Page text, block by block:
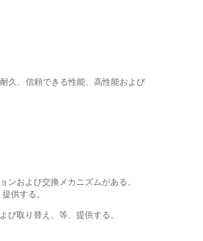
耐久、信頼できる性能、高性能および
および交換メカニズムがある。
供する。
取り替え、等、提供する。